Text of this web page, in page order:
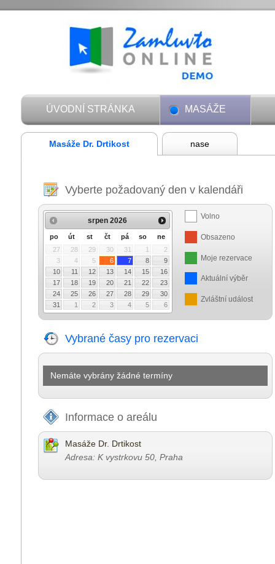
ÚVODNÍ STRÁNKA MASÁŽE
Masáže Dr. Drtikost nase
Vyberte požadovaný den v kalendáři
srpen 2026
po út st čt pá so
ne
27
28 29 30 31 1
2
3
4 5 6 7 8
9
10
11 12 13 14 15
16
17
18 19 20 21 22
23
24
25 26 27 28 29
30
31
1 2 3 4 5 6
Volno
Obsazeno
Moje rezervace
Aktuální výběr
Zvláštní událost
Vybrané časy pro rezervaci
Nemáte vybrány žádné termíny
Informace o areálu
Masáže Dr. Drtikost
Adresa: K vystrkovu 50, Praha